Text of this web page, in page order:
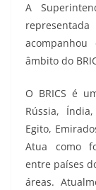
A
âmbito do
O BRICS é
Rússia,
Egito,
Atua como
entre países
áreas.